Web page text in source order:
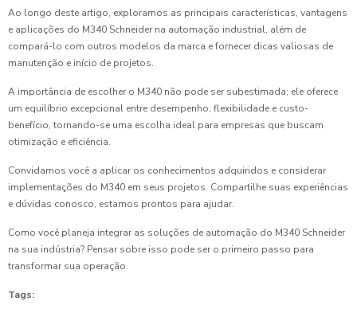
Ao longo deste artigo, exploramos as principais características, vantagens
e aplicações do M340 Schneider na automação industrial, além de
compará-lo com outros modelos da marca e fornecer dicas valiosas de
manutenção e início de projetos.
A importância de escolher o M340 não pode ser subestimada; ele oferece
um equilíbrio excepcional entre desempenho, flexibilidade e custo-
benefício, tornando-se uma escolha ideal para empresas que buscam
otimização e eficiência.
Convidamos você a aplicar os conhecimentos adquiridos e considerar
implementações do M340 em seus projetos. Compartilhe suas experiências
e dúvidas conosco, estamos prontos para ajudar.
Como você planeja integrar as soluções de automação do M340 Schneider
na sua indústria? Pensar sobre isso pode ser o primeiro passo para
transformar sua operação.
Tags: